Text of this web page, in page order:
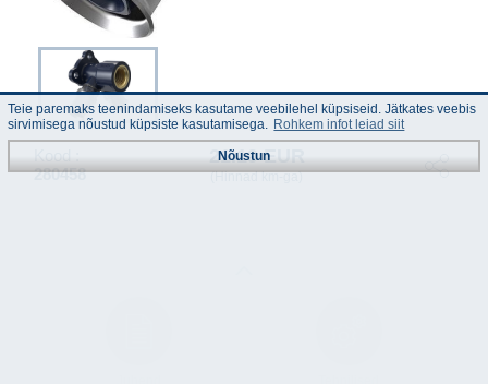
Kood :
280458
21.19 EUR
(Hinnad km-ga)
Teie paremaks teenindamiseks kasutame veebilehel küpsiseid. Jätkates veebis
sirvimisega nõustud küpsiste kasutamisega. Rohkem infot leiad siit
Nõustun